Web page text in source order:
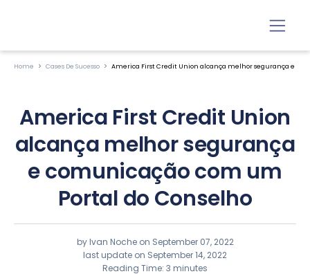
Home Cases De Sucesso America First Credit Union alcança melhor segurança e
America First Credit Union
alcança melhor segurança
e comunicação com um
Portal do Conselho
by Ivan Noche on September 07, 2022
last update on September 14, 2022
Reading Time: 3 minutes